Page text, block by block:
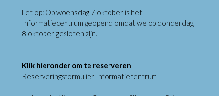
Let op: Op woensdag 7 oktober is het
Informatiecentrum geopend omdat we op donderdag
8 oktober gesloten zijn.
Klik hieronder om te reserveren
Reserveringsformulier Informatiecentrum